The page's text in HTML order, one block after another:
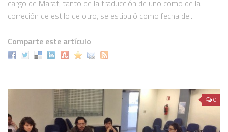
cargo de Marat, tanto de la traducción de uno como de la
correción de estilo de otro, se estipuló como fecha de...
Comparte este artículo
0